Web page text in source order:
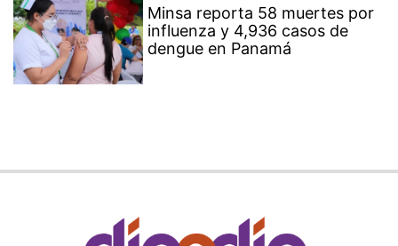
Minsa reporta 58 muertes por
influenza y 4,936 casos de
dengue en Panamá